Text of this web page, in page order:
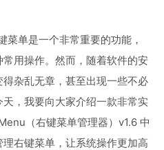
单是一个非常重要的功能，
用操作。然而，随着软件的安
杂乱无章，甚至出现一些不必
，我要向大家介绍一款非常实
（右键菜单管理器）v1.6 中
右键菜单，让系统操作更加高